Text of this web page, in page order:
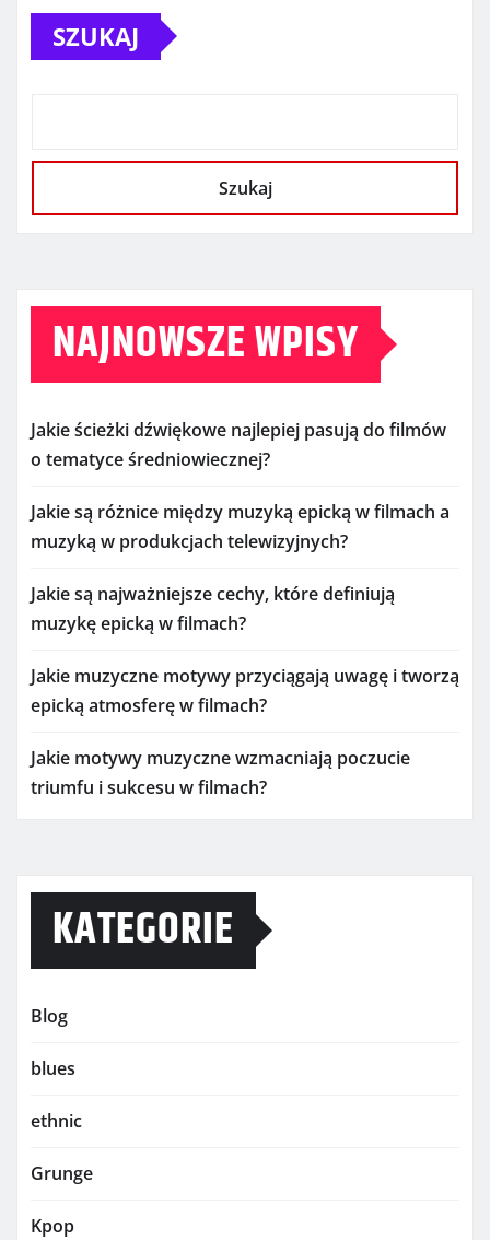
SZUKAJ
Szukaj
NAJNOWSZE WPISY
Jakie ścieżki dźwiękowe najlepiej pasują do filmów
o tematyce średniowiecznej?
Jakie są różnice między muzyką epicką w filmach a
muzyką w produkcjach telewizyjnych?
Jakie są najważniejsze cechy, które definiują
muzykę epicką w filmach?
Jakie muzyczne motywy przyciągają uwagę i tworzą
epicką atmosferę w filmach?
Jakie motywy muzyczne wzmacniają poczucie
triumfu i sukcesu w filmach?
KATEGORIE
Blog
blues
ethnic
Grunge
Kpop